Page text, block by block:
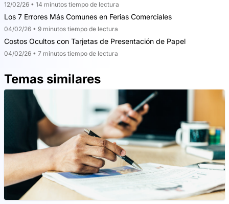
12/02/26 • 14 minutos tiempo de lectura
Los 7 Errores Más Comunes en Ferias Comerciales
04/02/26 • 9 minutos tiempo de lectura
Costos Ocultos con Tarjetas de Presentación de Papel
04/02/26 • 7 minutos tiempo de lectura
Temas similares